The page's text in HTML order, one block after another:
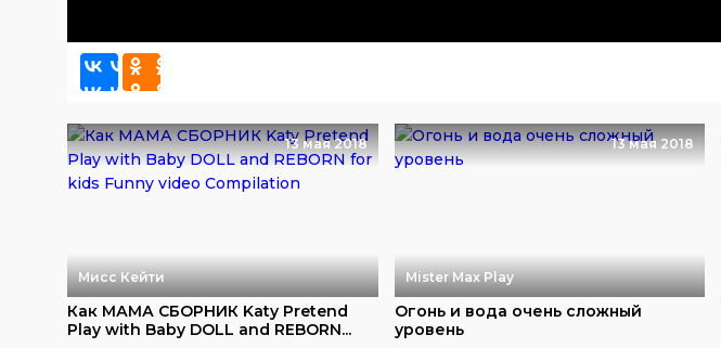
13 мая 2018
Мисс Кейти
Как МАМА СБОРНИК Katy Pretend
Play with Baby DOLL and REBORN...
13 мая 2018
Mister Max Play
Огонь и вода очень сложный
уровень